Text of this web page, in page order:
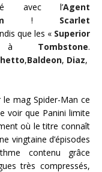
avec l’Agent
! Scarlet
que les « Superior
à Tombstone.
,Baldeon, Diaz,
mag Spider-Man ce
voir que Panini limite
où le titre connaît
vingtaine d’épisodes
contenu grâce
très compressés,